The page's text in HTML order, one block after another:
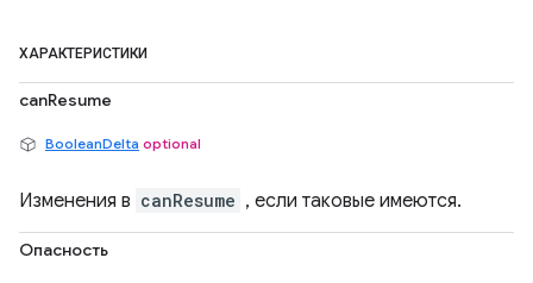
ХАРАКТЕРИСТИКИ
canResume
BooleanDelta optional
Изменения в canResume , если таковые имеются.
Опасность